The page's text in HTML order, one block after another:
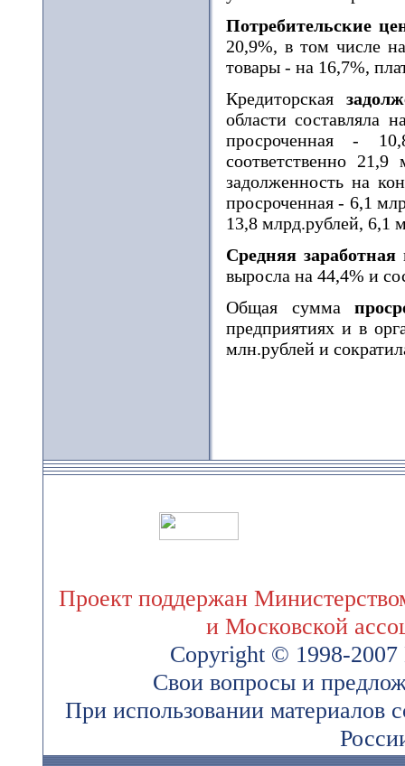
Потребительские
20,9%, в том числе
товары - на 16,7%,
Кредиторская
области составляла
просроченная -
соответственно
задолженность на
просроченная - 6,1
13,8 млрд.рублей, 6,1
Средняя заработная
выросла на 44,4% и
Общая сумма
предприятиях и в
млн.рублей и
Проект поддержан
и Московской
Copyright © 1998-
Свои вопросы и
При использовании материалов